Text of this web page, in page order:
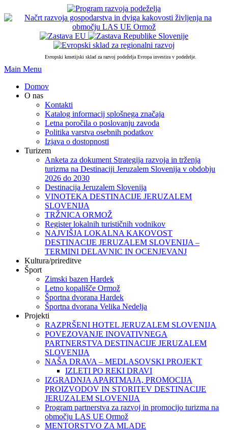
DO
Evropski kmetijski sklad za razvoj podeželja Evropa investira v podeželje.
Skip
content
Main Menu
Domov
O nas
Kontakti
Katalog informacij splošnega značaja
Letna poročila o poslovanju zavoda
Politika varstva osebnih podatkov
Izjava o dostopnosti
Turizem
Anketa za dokument Strategija razvoja in trženja
turizma na Destinaciji Jeruzalem Slovenija v obdobju
2026 do 2030
Destinacija Jeruzalem Slovenija
VINOTEKA DESTINACIJE JERUZALEM
SLOVENIJA
TRŽNICA ORMOŽ
Register lokalnih turističnih vodnikov
NAJVIŠJA LOKALNA KAKOVOST
DESTINACIJE JERUZALEM SLOVENIJA –
TERMINI DELAVNIC IN OCENJEVANJ
Kultura/prireditve
Šport
Zimski bazen Hardek
Letno kopališče Ormož
Športna dvorana Hardek
Športna dvorana Velika Nedelja
Projekti
RAZPRŠENI HOTEL JERUZALEM SLOVENIJA
POVEZOVANJE INOVATIVNEGA
PARTNERSTVA DESTINACIJE JERUZALEM
SLOVENIJA
NAŠA DRAVA – MEDLASOVSKI PROJEKT
IZLETI PO REKI DRAVI
IZGRADNJA APARTMAJA, PROMOCIJA
PROIZVODOV IN STORITEV DESTINACIJE
JERUZALEM SLOVENIJA
Program partnerstva za razvoj in promocijo turizma na
območju LAS UE Ormož
MENTORSTVO ZA MLADE